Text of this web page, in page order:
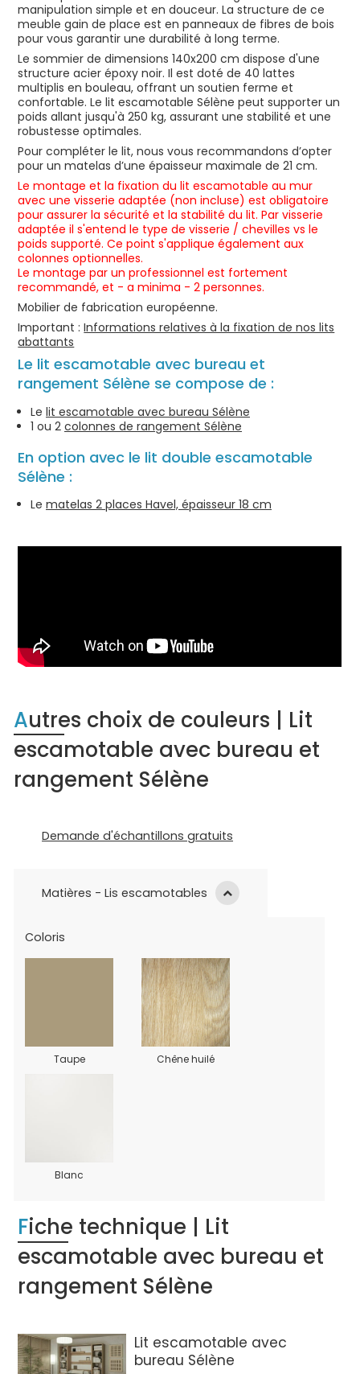
manipulation simple et en douceur. La structure de ce
meuble gain de place est en panneaux de fibres de bois
pour vous garantir une durabilité à long terme.
Le sommier de dimensions 140x200 cm dispose d'une
structure acier époxy noir. Il est doté de 40 lattes
multiplis en bouleau, offrant un soutien ferme et
confortable. Le lit escamotable Sélène peut supporter un
poids allant jusqu'à 250 kg, assurant une stabilité et une
robustesse optimales.
Pour compléter le lit, nous vous recommandons d’opter
pour un matelas d’une épaisseur maximale de 21 cm.
Le montage et la fixation du lit escamotable au mur
avec une visserie adaptée (non incluse) est obligatoire
pour assurer la sécurité et la stabilité du lit. Par visserie
adaptée il s'entend le type de visserie / chevilles vs le
poids supporté. Ce point s'applique également aux
colonnes optionnelles.
Le montage par un professionnel est fortement
recommandé, et - a minima - 2 personnes.
Mobilier de fabrication européenne.
Important :Informations relatives à la fixation de nos lits
abattants
Le lit escamotable avec bureau et
rangement Sélène se compose de :
Le lit escamotable avec bureau Sélène
1 ou 2 colonnes de rangement Sélène
En option avec le lit double escamotable
Sélène :
Le matelas 2 places Havel, épaisseur 18 cm
Autres choix de couleurs | Lit
escamotable avec bureau et
rangement Sélène
Demande d'échantillons gratuits
Matières - Lis escamotables
Coloris
Taupe Chêne huilé
Blanc
Fiche technique | Lit
escamotable avec bureau et
rangement Sélène
Lit escamotable avec
bureau Sélène